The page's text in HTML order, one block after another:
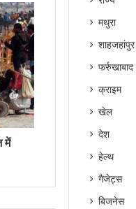
में
मथुरा
शाहजहांपुर
फर्रुखाबाद
क्राइम
खेल
देश
हेल्थ
गैजेट्स
बिजनेस